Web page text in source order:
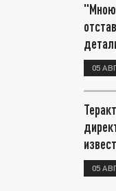
"Мною
05
05